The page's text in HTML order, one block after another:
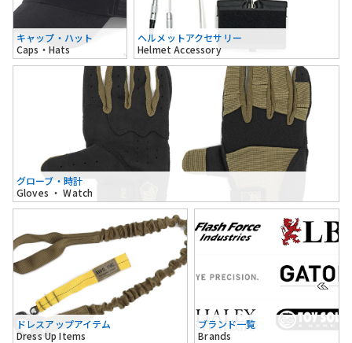
キャップ・ハット
Caps・Hats
ヘルメットアクセサリー
Helmet Accessory
グローブ・時計
Gloves ・ Watch
ドレスアップアイテム
Dress Up Items
ブランド一覧
Brands